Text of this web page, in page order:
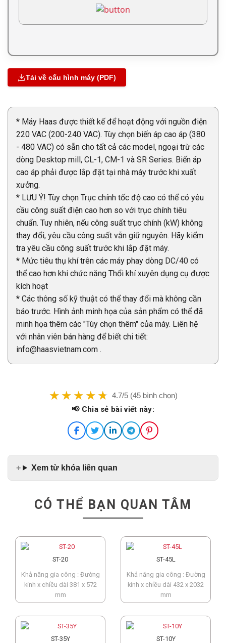
Tải về cấu hình máy (PDF)
* Máy Haas được thiết kế để hoạt động với nguồn điện
220 VAC (200-240 VAC). Tùy chọn biến áp cao áp (380
- 480 VAC) có sẵn cho tất cả các model, ngoại trừ các
dòng Desktop mill, CL-1, CM-1 và SR Series. Biến áp
cao áp phải được lắp đặt tại nhà máy trước khi xuất
xưởng.
* LƯU Ý! Tùy chọn Trục chính tốc độ cao có thể có yêu
cầu công suất điện cao hơn so với trục chính tiêu
chuẩn. Tuy nhiên, nếu công suất trục chính (kW) không
thay đổi, yêu cầu công suất vẫn giữ nguyên. Hãy kiểm
tra yêu cầu công suất trước khi lắp đặt máy.
* Mức tiêu thụ khí trên các máy phay dòng DC/40 có
thể cao hơn khi chức năng Thổi khí xuyên dụng cụ được
kích hoạt
* Các thông số kỹ thuật có thể thay đổi mà không cần
báo trước. Hình ảnh minh họa của sản phẩm có thể đã
minh họa thêm các "Tùy chọn thêm" của máy. Liên hệ
với nhân viên bán hàng để biết chi tiết:
info@haasvietnam.com .
4.7/5 (45 bình chọn)
📢 Chia sẻ bài viết này:
Xem từ khóa liên quan
CÓ THỂ BẠN QUAN TÂM
ST-20
Khả năng gia công : Đường
kính x chiều dài 381 x 572
mm
ST-45L
Khả năng gia công : Đường
kính x chiều dài 432 x 2032
mm
ST-35Y
ST-10Y